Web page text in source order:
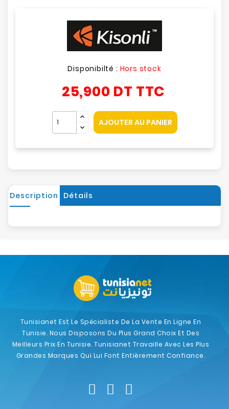
Disponibilté : Hors stock
25,900 DT TTC
AJOUTER AU PANIER
Description Détails
Tunisianet Est Le Spécialiste De La Vente En Ligne En
Tunisie. Nous Disposons Du Plus Grand Choix Et Des
Meilleurs Prix En Tunisie. Tunisianet Travaille Avec Les Plus
Grandes Marques Qui Lui Font Entièrement Confiance.